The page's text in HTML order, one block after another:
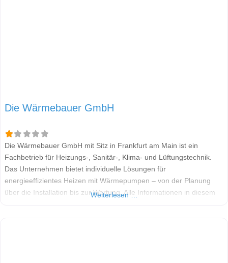
Die Wärmebauer GmbH
Die Wärmebauer GmbH mit Sitz in Frankfurt am Main ist ein
Fachbetrieb für Heizungs-, Sanitär-, Klima- und Lüftungstechnik.
Das Unternehmen bietet individuelle Lösungen für
energieeffizientes Heizen mit Wärmepumpen – von der Planung
über die Installation bis zur Wartung. Alle Informationen in diesem
Weiterlesen …